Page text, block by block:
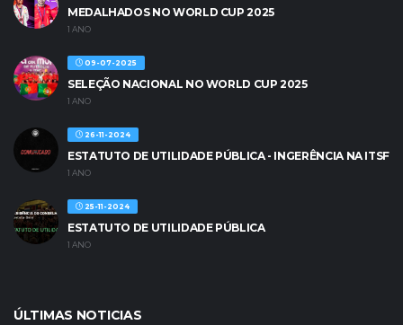
MEDALHADOS NO WORLD CUP 2025
1 ANO
09-07-2025
SELEÇÃO NACIONAL NO WORLD CUP 2025
1 ANO
26-11-2024
ESTATUTO DE UTILIDADE PÚBLICA - INGERÊNCIA NA ITSF
1 ANO
25-11-2024
ESTATUTO DE UTILIDADE PÚBLICA
1 ANO
ÚLTIMAS NOTICIAS